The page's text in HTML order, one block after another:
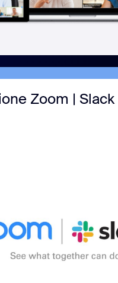
Zoom | Slack